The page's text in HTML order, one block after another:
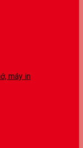
máy in